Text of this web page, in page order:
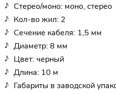
Стерео/моно: моно, стерео
Кол-во жил: 2
Сечение кабеля: 1,5 мм
Диаметр: 8 мм
Цвет: черный
Длина: 10 м
Габариты в заводской